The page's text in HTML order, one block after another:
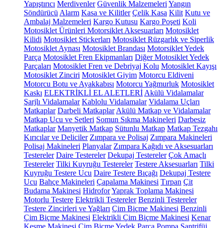
Yapıştırıcı Merdivenler Güvenlik Malzemeleri Yangın
Söndürücü Alarm Kasa ve Kilitler Çelik Kasa Kilit Kutu ve
Ambalaj Malzemeleri Kargo Kutusu Kargo Poşeti Koli
Motosiklet Ürünleri Motorsiklet Aksesuarları Motosiklet
Kilidi Motosiklet Stickerları Motosiklet Rüzgarlık ve Siperlik
Motosiklet Aynası Motosiklet Brandası Motorsiklet Yedek
Parça Motosiklet Fren Ekipmanları Diğer Motosiklet Yedek
Parçaları Motosiklet Fren ve Debriyaj Kolu Motosiklet Kayışı
Motosiklet Zinciri Motosiklet Giyim Motorcu Eldiveni
Motorcu Botu ve Ayakkabısı Motorcu Yağmurluk Motosiklet
Kaskı ELEKTRİKLİ EL ALETLERİ Akülü Vidalamalar
Şarjlı Vidalamalar Kablolu Vidalamalar Vidalama Uçları
Matkaplar Darbeli Matkaplar Akülü Matkap ve Vidalamalar
Matkap Ucu ve Setleri Somun Sıkma Makineleri Darbesiz
Matkaplar Manyetik Matkap Sütunlu Matkap Matkap Tezgahı
Kırıcılar ve Deliciler Zımpara ve Polisaj Zımpara Makineleri
Polisaj Makineleri Planyalar Zımpara Kağıdı ve Aksesuarları
Testereler Daire Testereler Dekupaj Testereler Çok Amaçlı
Testereler Tilki Kuyruğu Testereler Testere Aksesuarları Tilki
Kuyruğu Testere Ucu Daire Testere Bıçağı Dekupaj Testere
Ucu Bahçe Makineleri Çapalama Makinesi Tırpan Çit
Budama Makinesi HidroforYaprak Toplama Makinesi
Motorlu Testere Elektrikli Testereler Benzinli Testereler
Testere Zincirleri ve Yağları Çim Biçme Makinesi Benzinli
Çim Biçme Makinesi Elektrikli Çim Biçme Makinesi Kenar
Kesme Makinesi Çim Biçme Yedek Parça Pompa Santrifüj